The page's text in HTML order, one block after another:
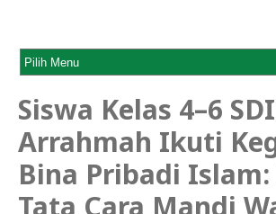
Siswa Kelas 4–6
Arrahmah Ikuti
Bina Pribadi